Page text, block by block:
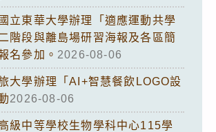
立東華大學辦理「適應運動共學
階段與離島場研習海報及各區簡
名參加。 2026-08-06
大學辦理「AI+智慧餐飲LOGO設
2026-08-06
級中等學校生物學科中心115學